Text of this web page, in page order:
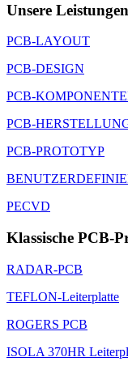
Unsere Leistungen
PCB-LAYOUT
PCB-DESIGN
PCB-
PCB-
PCB-PROTOTYP
PECVD
Klassische PCB-
RADAR-PCB
TEFLON-Leiterplatte
ROGERS PCB
ISOLA 370HR